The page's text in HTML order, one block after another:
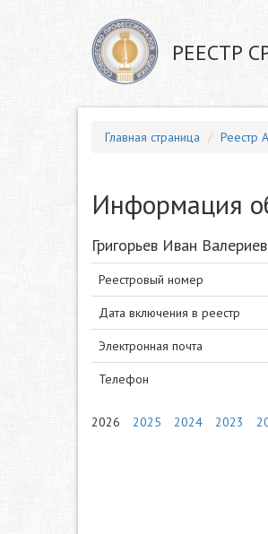
РЕЕСТР
Главная страница Реестр
Информация
Григорьев Иван
Реестровый номер
Дата включения в реестр
Электронная почта
Телефон
2026 2025 2024 2023